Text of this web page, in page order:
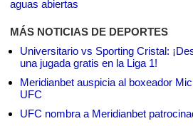
aguas abiertas
MÁS NOTICIAS DE DEPORTES
Universitario vs Sporting Cristal:
una jugada gratis en la Liga 1!
Meridianbet auspicia al boxeador
UFC
UFC nombra a Meridianbet